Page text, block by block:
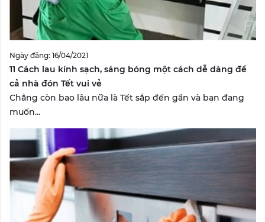
Ngày đăng: 16/04/2021
11 Cách lau kính sạch, sáng bóng một cách dễ dàng để
cả nhà đón Tết vui vẻ
Chẳng còn bao lâu nữa là Tết sắp đến gần và bạn đang
muốn...